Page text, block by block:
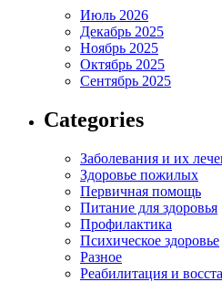
Июль 2026
Декабрь 2025
Ноябрь 2025
Октябрь 2025
Сентябрь 2025
Categories
Заболевания и их
Здоровье пожилых
Первичная помощь
Питание для здоровья
Профилактика
Психическое здоровье
Разное
Реабилитация и